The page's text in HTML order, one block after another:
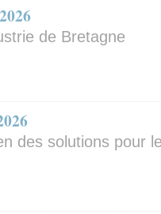
de Bretagne
des solutions pour